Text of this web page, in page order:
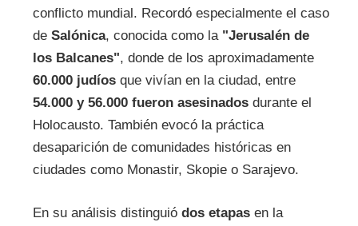
conflicto mundial. Recordó especialmente el caso
de Salónica, conocida como la "Jerusalén de
los Balcanes", donde de los aproximadamente
60.000 judíosque vivían en la ciudad, entre
54.000 y 56.000 fueron asesinadosdurante el
Holocausto. También evocó la práctica
desaparición de comunidades históricas en
ciudades como Monastir, Skopie o Sarajevo.
En su análisis distinguió dos etapasen la